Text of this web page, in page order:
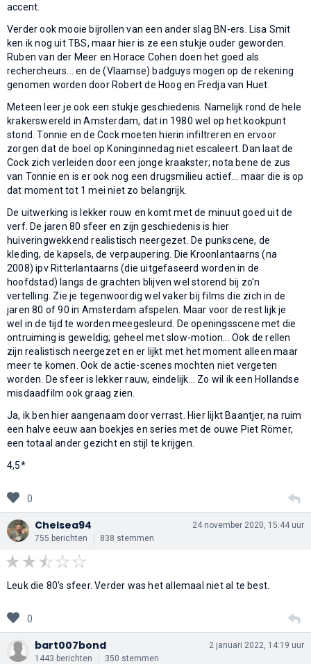
accent.
Verder ook mooie bijrollen van een ander slag BN-ers. Lisa Smit
ken ik nog uit TBS, maar hier is ze een stukje ouder geworden.
Ruben van der Meer en Horace Cohen doen het goed als
rechercheurs... en de (Vlaamse) badguys mogen op de rekening
genomen worden door Robert de Hoog en Fredja van Huet.
Meteen leer je ook een stukje geschiedenis. Namelijk rond de hele
krakerswereld in Amsterdam, dat in 1980 wel op het kookpunt
stond. Tonnie en de Cock moeten hierin infiltreren en ervoor
zorgen dat de boel op Koninginnedag niet escaleert. Dan laat de
Cock zich verleiden door een jonge kraakster; nota bene de zus
van Tonnie en is er ook nog een drugsmilieu actief... maar die is op
dat moment tot 1 mei niet zo belangrijk.
De uitwerking is lekker rouw en komt met de minuut goed uit de
verf. De jaren 80 sfeer en zijn geschiedenis is hier
huiveringwekkend realistisch neergezet. De punkscene, de
kleding, de kapsels, de verpaupering. Die Kroonlantaarns (na
2008) ipv Ritterlantaarns (die uitgefaseerd worden in de
hoofdstad) langs de grachten blijven wel storend bij zo'n
vertelling. Zie je tegenwoordig wel vaker bij films die zich in de
jaren 80 of 90 in Amsterdam afspelen. Maar voor de rest lijk je
wel in de tijd te worden meegesleurd. De openingsscene met die
ontruiming is geweldig; geheel met slow-motion... Ook de rellen
zijn realistisch neergezet en er lijkt met het moment alleen maar
meer te komen. Ook de actie-scenes mochten niet vergeten
worden. De sfeer is lekker rauw, eindelijk... Zo wil ik een Hollandse
misdaadfilm ook graag zien.
Ja, ik ben hier aangenaam door verrast. Hier lijkt Baantjer, na ruim
een halve eeuw aan boekjes en series met de ouwe Piet Römer,
een totaal ander gezicht en stijl te krijgen.
4,5*
0
Chelsea94
755 berichten 838 stemmen
24 november 2020, 15:44 uur
Leuk die 80's sfeer. Verder was het allemaal niet al te best.
0
bart007bond
1443 berichten 350 stemmen
2 januari 2022, 14:19 uur